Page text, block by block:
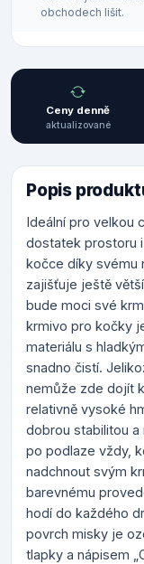
obchodech lišit.
Ceny denně
aktualizované
Popis
Ideální pro velkou
dostatek prostoru
kočce díky svému
zajišťuje ještě
bude moci své
krmivo pro kočky
materiálu s
snadno čistí.
nemůže zde dojít
relativně vysoké
dobrou stabilitou
po podlaze vždy,
nadchnout svým
barevnému
hodí do každého
povrch misky je
tlapky a nápisem